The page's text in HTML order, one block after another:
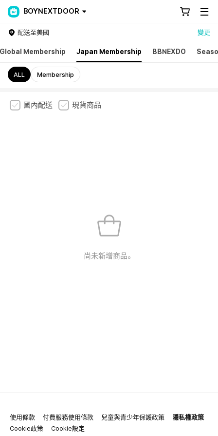
BOYNEXTDOOR
配送至美國 變更
Global Membership Japan Membership BBNEXDO
ALL Membership
國內配送 現貨商品
尚未新增商品。
使用條款 付費服務使用條款 兒童與青少年保護政策
隱私權政策
Cookie政策
Cookie設定